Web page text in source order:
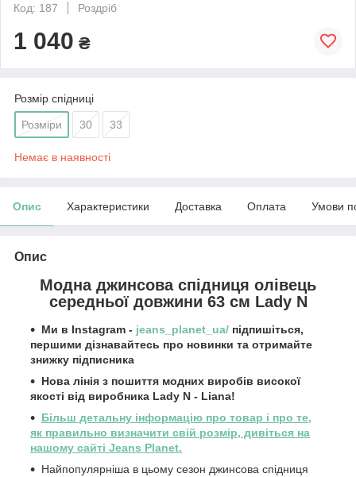
Код: 187
Роздріб
1 040 ₴
Розмір спідниці
Розміри 30 33
Немає в наявності
Опис Характеристики Доставка Оплата Умови
Опис
Модна джинсова спідниця олівець
середньої довжини 63 см Lady N
Ми в Instagram - jeans_planet_ua/ підпишіться,
першими дізнавайтесь про новинки та отримайте
знижку підписника
Нова лінія з пошиття модних виробів високої
якості від виробника Lady N - Liana!
Більш детальну інформацію про товар і про те,
як правильно визначити свій розмір, дивіться на
нашому сайті Jeans Planet.
Найпопулярніша в цьому сезон джинсова спідниця